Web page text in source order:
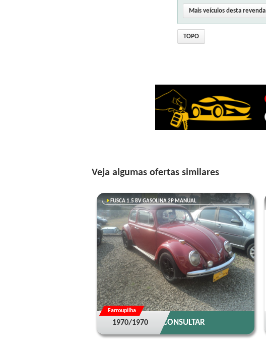
Mais veículos desta revenda
TOPO
Veja algumas ofertas similares
FUSCA 1.5 8V GASOLINA 2P MANUAL
Farroupilha
1970/1970 CONSULTAR